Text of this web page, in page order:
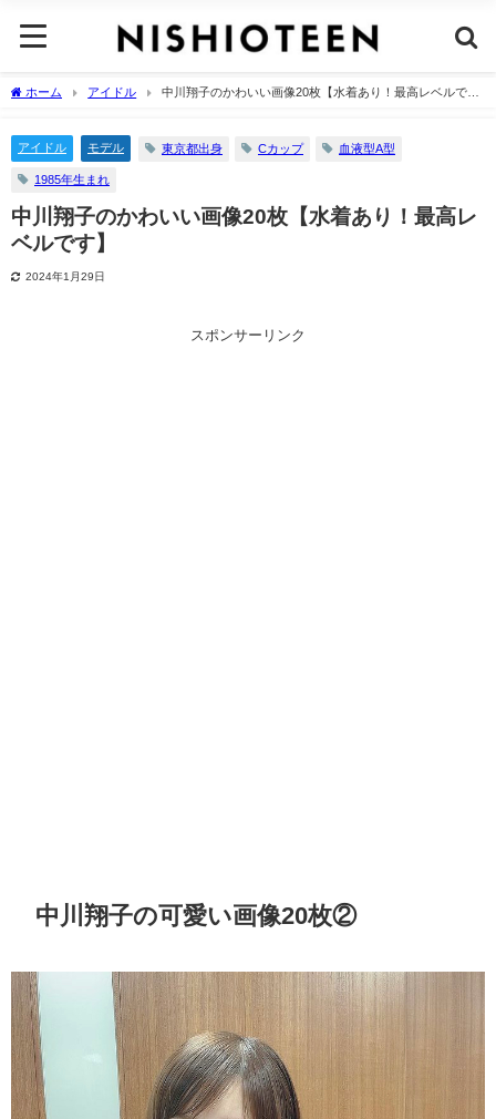
ホーム アイドル
中川翔子のかわいい画像20枚【水着あり！最高レベルで
アイドル モデル 東京都出身 Cカップ 血液型A型
1985年生まれ
中川翔子のかわいい画像20枚【水着あり！最高レ
ベルです】
2024年1月29日
スポンサーリンク
中川翔子の可愛い画像20枚②